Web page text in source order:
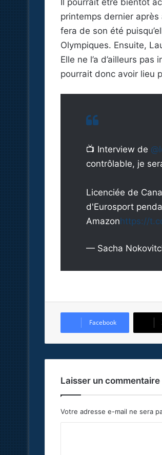
Il pourrait être bientôt
printemps dernier après
fera de son été
Olympiques. Ensuite,
Elle ne l’a d’ailleurs
pourrait donc avoir lieu
📺 Interview de
contrôlable, je
Licenciée de
d'Eurosport
Amazonhttps://
— Sacha
Facebook
Laisser un commentaire
Votre adresse e-mail ne sera